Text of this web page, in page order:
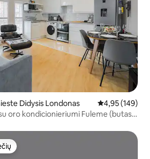
Didysis Londonas Vidutinis
4,95 (149)
oro kondicionieriumi Fuleme (butas